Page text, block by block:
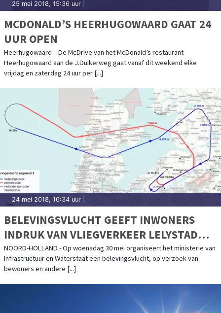
25 mei 2018, 15:36 uur
MCDONALD’S HEERHUGOWAARD GAAT 24
UUR OPEN
Heerhugowaard – De McDrive van het McDonald’s restaurant
Heerhugowaard aan de J.Duikerweg gaat vanaf dit weekend elke
vrijdag en zaterdag 24 uur per [...]
24 mei 2018, 16:34 uur
BELEVINGSVLUCHT GEEFT INWONERS
INDRUK VAN VLIEGVERKEER LELYSTAD
AIRPORT
NOORD-HOLLAND - Op woensdag 30 mei organiseert het ministerie van
Infrastructuur en Waterstaat een belevingsvlucht, op verzoek van
bewoners en andere [...]